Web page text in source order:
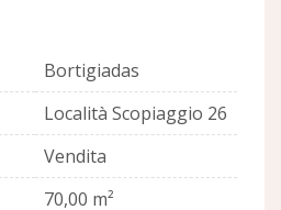
Bortigiadas
Località Scopiaggio 26
Vendita
70,00 m²